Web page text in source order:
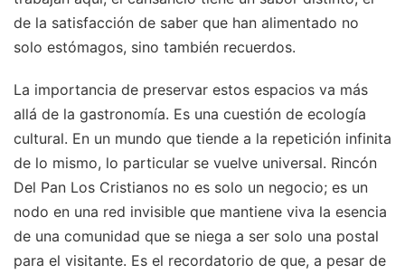
de la satisfacción de saber que han alimentado no
solo estómagos, sino también recuerdos.
La importancia de preservar estos espacios va más
allá de la gastronomía. Es una cuestión de ecología
cultural. En un mundo que tiende a la repetición infinita
de lo mismo, lo particular se vuelve universal. Rincón
Del Pan Los Cristianos no es solo un negocio; es un
nodo en una red invisible que mantiene viva la esencia
de una comunidad que se niega a ser solo una postal
para el visitante. Es el recordatorio de que, a pesar de